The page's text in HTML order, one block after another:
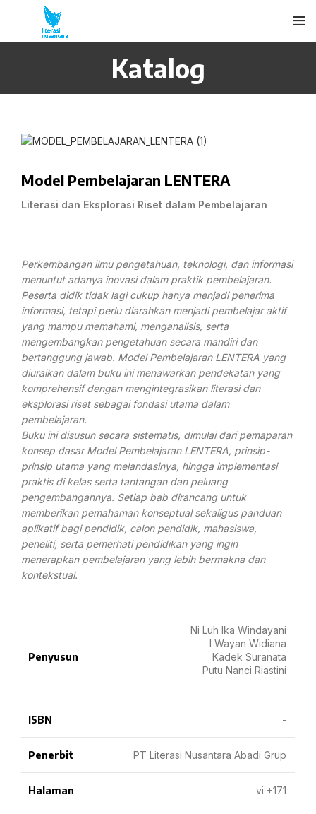
Katalog
Model Pembelajaran LENTERA
Literasi dan Eksplorasi Riset dalam Pembelajaran
Perkembangan ilmu pengetahuan, teknologi, dan informasi
menuntut adanya inovasi dalam praktik pembelajaran.
Peserta didik tidak lagi cukup hanya menjadi penerima
informasi, tetapi perlu diarahkan menjadi pembelajar aktif
yang mampu memahami, menganalisis, serta
mengembangkan pengetahuan secara mandiri dan
bertanggung jawab. Model Pembelajaran LENTERA yang
diuraikan dalam buku ini menawarkan pendekatan yang
komprehensif dengan mengintegrasikan literasi dan
eksplorasi riset sebagai fondasi utama dalam
pembelajaran.
Buku ini disusun secara sistematis, dimulai dari pemaparan
konsep dasar Model Pembelajaran LENTERA, prinsip-
prinsip utama yang melandasinya, hingga implementasi
praktis di kelas serta tantangan dan peluang
pengembangannya. Setiap bab dirancang untuk
memberikan pemahaman konseptual sekaligus panduan
aplikatif bagi pendidik, calon pendidik, mahasiswa,
peneliti, serta pemerhati pendidikan yang ingin
menerapkan pembelajaran yang lebih bermakna dan
kontekstual.
Penyusun
Ni Luh Ika Windayani
I Wayan Widiana
Kadek Suranata
Putu Nanci Riastini
ISBN -
Penerbit PT Literasi Nusantara Abadi Grup
Halaman vi +171